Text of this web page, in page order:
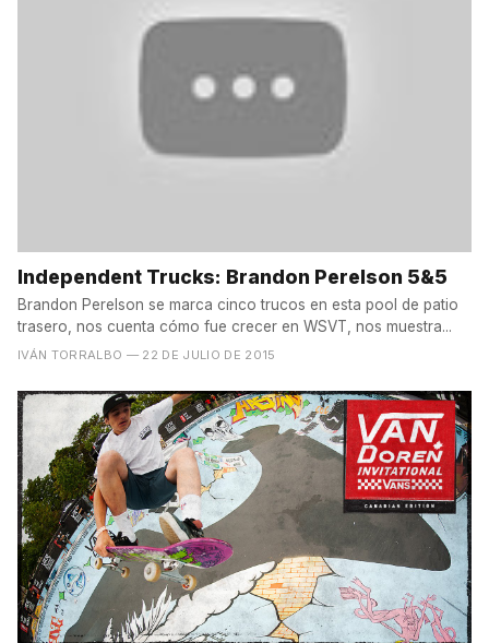
Independent Trucks: Brandon Perelson 5&5
Brandon Perelson se marca cinco trucos en esta pool de patio
trasero, nos cuenta cómo fue crecer en WSVT, nos muestra...
IVÁN TORRALBO — 22 DE JULIO DE 2015